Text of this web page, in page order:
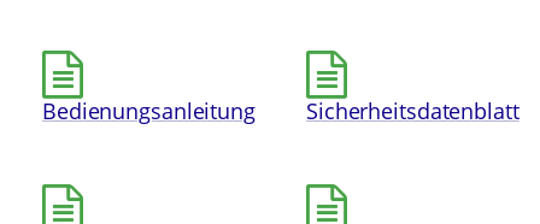
Bedienungsanleitung Sicherheitsdatenblatt